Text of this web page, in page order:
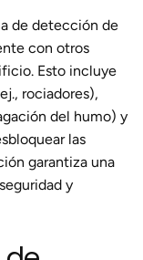
de detección de
con otros
Esto incluye
rociadores),
del humo) y
las
garantiza una
y